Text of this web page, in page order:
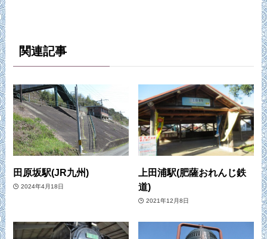
関連記事
田原坂駅(JR九州)
2024年4月18日
上田浦駅(肥薩おれんじ鉄
道)
2021年12月8日